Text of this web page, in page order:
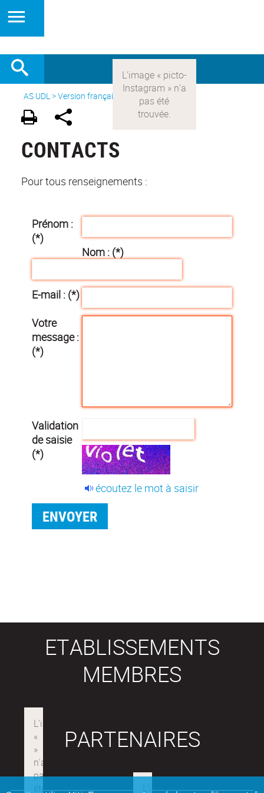
AS UDL>Version française Contacts
CONTACTS
Pour tous renseignements :
Prénom :
(*)
Nom : (*)
E-mail : (*)
Votre
message :
(*)
Validation
de saisie
(*)
écoutez le mot à saisir
ETABLISSEMENTS
MEMBRES
PARTENAIRES